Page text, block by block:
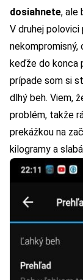
dosiahnete, ale
V druhej polovici
keďže do konca
prípade som si
dlhý beh. Viem,
problém, takže
prekážkou na
kilogramy a